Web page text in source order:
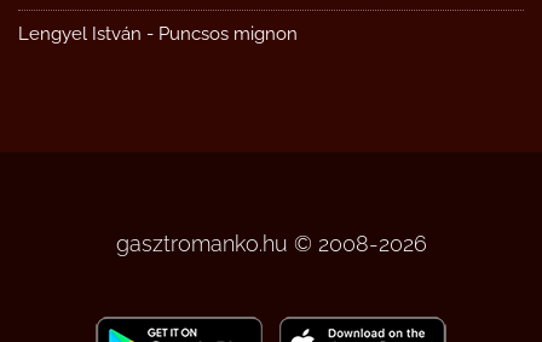
Lengyel István - Puncsos mignon
gasztromanko.hu © 2008-2026